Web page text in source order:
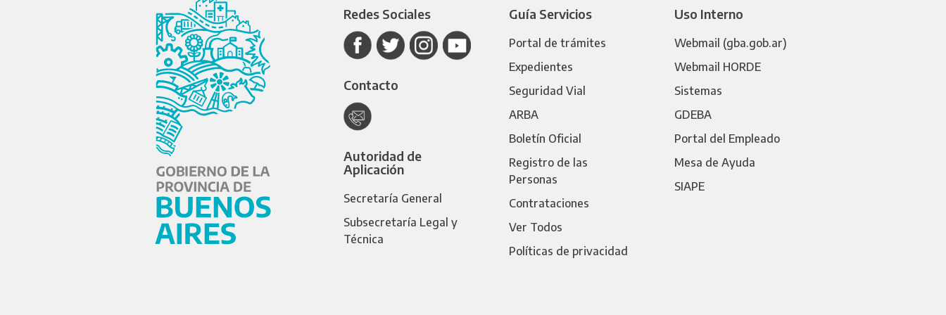
Redes Sociales
Contacto
Autoridad de
Aplicación
Secretaría General
Subsecretaría Legal y
Técnica
Guía Servicios
Portal de trámites
Expedientes
Seguridad Vial
ARBA
Boletín Oficial
Registro de las
Personas
Contrataciones
Ver Todos
Políticas de privacidad
Uso Interno
Webmail (gba.gob.ar)
Webmail HORDE
Sistemas
GDEBA
Portal del Empleado
Mesa de Ayuda
SIAPE